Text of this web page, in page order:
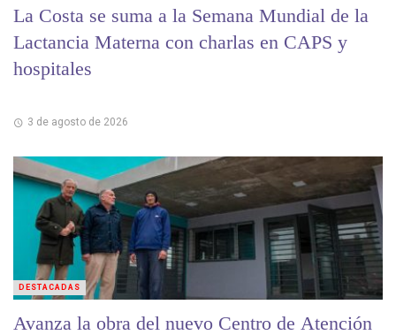
La Costa se suma a la Semana Mundial de la
Lactancia Materna con charlas en CAPS y
hospitales
3 de agosto de 2026
Avanza la obra del nuevo Centro de Atención
DESTACADAS